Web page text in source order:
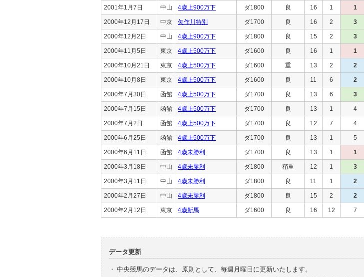
2001年1月7日 中山 4歳上900万下 ダ1800 良 16 1 1
2000年12月17日 中京 矢作川特別 ダ1700 良 16 2 3
2000年12月2日 中山 4歳上900万下 ダ1800 良 15 2 3
2000年11月5日 東京 4歳上500万下 ダ1600 良 16 1 1
2000年10月21日 東京 4歳上500万下 ダ1600 重 13 2 2
2000年10月8日 東京 4歳上500万下 ダ1600 良 11 6 2
2000年7月30日 函館 4歳上500万下 ダ1700 良 13 6 3
2000年7月15日 函館 4歳上500万下 ダ1700 良 13 1 4
2000年7月2日 函館 4歳上500万下 ダ1700 良 12 7 4
2000年6月25日 函館 4歳上500万下 ダ1700 良 13 1 5
2000年6月11日 函館 4歳未勝利 ダ1700 良 13 1 1
2000年3月18日 中山 4歳未勝利 ダ1800 稍重 12 1 3
2000年3月11日 中山 4歳未勝利 ダ1800 良 11 1 2
2000年2月27日 中山 4歳未勝利 ダ1800 良 15 2 2
2000年2月12日 東京 4歳新馬 ダ1600 良 16 12 7
データ更新
・ 中央競馬のデータは、原則として、毎週月曜日に更新いたします。